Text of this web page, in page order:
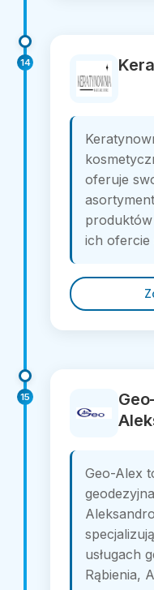
14
oferuje
produktów
ich ofercie
15
Geo-Alex
usługach
Rąbienia,